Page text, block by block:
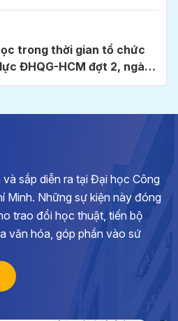
trong thời gian tổ chức
ĐHQG-HCM đợt 2, ngày
Trường Đại học Công
- 2027
thi chính luận về bảo vệ
Đảng lần thứ 6, năm 2026
Công nghiệp TP.HCM
đóng góp hình ảnh, tư
kỷ niệm 70 năm Ngày
sắp diễn ra tại Đại học Công
Minh. Những sự kiện này đóng
trao đổi học thuật, tiến bộ
văn hóa, góp phần vào sứ